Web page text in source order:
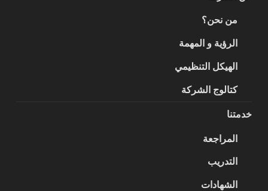
من نحن؟
الرؤية و المهمة
الهيكل التنظيمي
كتالوج الشركة
خدمتنا
المراجعة
التدريب
الشهادات